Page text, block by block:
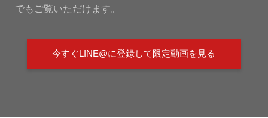
でもご覧いただけます。
今すぐLINE@に登録して限定動画を見る